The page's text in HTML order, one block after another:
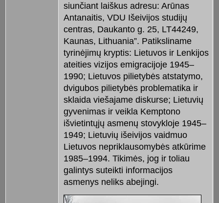
siunčiant laiškus adresu: Arūnas
Antanaitis, VDU Išeivijos studijų
centras, Daukanto g. 25, LT44249,
Kaunas, Lithuania”. Patiksliname
tyrinėjimų kryptis: Lietuvos ir Lenkijos
ateities vizijos emigracijoje 1945–
1990; Lietuvos pilietybės atstatymo,
dvigubos pilietybės problematika ir
sklaida viešajame diskurse; Lietuvių
gyvenimas ir veikla Kemptono
išvietintųjų asmenų stovykloje 1945–
1949; Lietuvių išeivijos vaidmuo
Lietuvos nepriklausomybės atkūrime
1985–1994. Tikimės, jog ir toliau
galintys suteikti informacijos
asmenys neliks abejingi.